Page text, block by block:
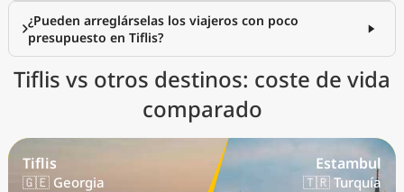
¿Pueden arreglárselas los viajeros con poco
presupuesto en Tiflis?
Tiflis vs otros destinos: coste de vida
comparado
Tiflis
🇬🇪 Georgia
Estambul
🇹🇷 Turquía